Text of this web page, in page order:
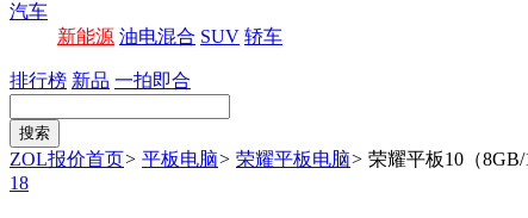
汽车
新能源 油电混合 SUV 轿车
排行榜 新品 一拍即合
ZOL报价首页> 平板电脑> 荣耀平板电脑> 荣耀平板10（8GB/
18